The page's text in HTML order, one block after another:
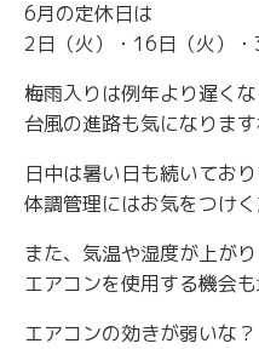
6月の定休日は
2日（火）・16日（火）
梅雨入りは例年より遅く
台風の進路も気になりま
日中は暑い日も続いてお
体調管理にはお気をつけ
また、気温や湿度が上がり
エアコンを使用する機会
エアコンの効きが弱いな？